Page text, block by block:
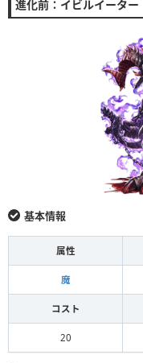
進化前：イビルイーター
基本情報
属性
魔
コスト
20